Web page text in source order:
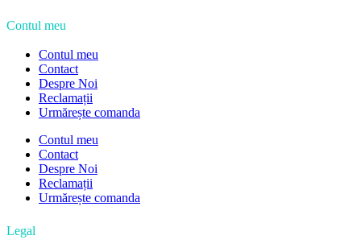
Contul meu
Contul meu
Contact
Despre Noi
Reclamații
Urmărește comanda
Contul meu
Contact
Despre Noi
Reclamații
Urmărește comanda
Legal